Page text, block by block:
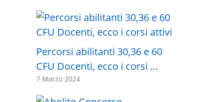
Percorsi abilitanti 30,36 e 60
CFU Docenti, ecco i corsi …
7 Marzo 2024